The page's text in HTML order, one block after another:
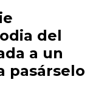
del
a un
pasárselo